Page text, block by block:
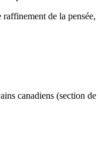
de la
canadiens (section